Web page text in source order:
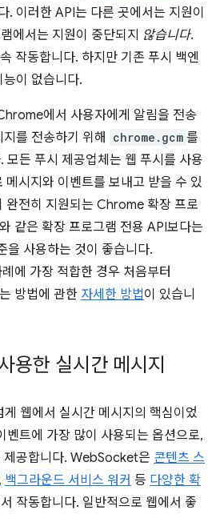
. 이러한 API는 다른 곳에서는 지원이
에서는 지원이 중단되지 않습니다.
작동합니다. 하지만 기존 푸시 백엔
이 없습니다.
에서 사용자에게 알림을 전송
를 전송하기 위해
chrome.gcm 를
모든 푸시 제공업체는 웹 푸시를 사용
시지와 이벤트를 보내고 받을 수 있
완전히 지원되는 Chrome 확장 프로
같은 확장 프로그램 전용 API보다는
을 사용하는 것이 좋습니다.
에 가장 적합한 경우 처음부터
방법에 관한 자세한 방법이 있습니
용한 실시간 메시지
게 웹에서 실시간 메시지의 핵심이었
벤트에 가장 많이 사용되는 옵션으로,
제공합니다. WebSocket은 콘텐츠 스
, 백그라운드 서비스 워커 등 다양한 확
작동합니다. 일반적으로 웹에서 좋